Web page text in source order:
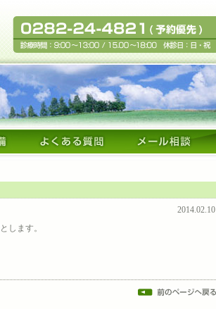
2014.02.10
とします。